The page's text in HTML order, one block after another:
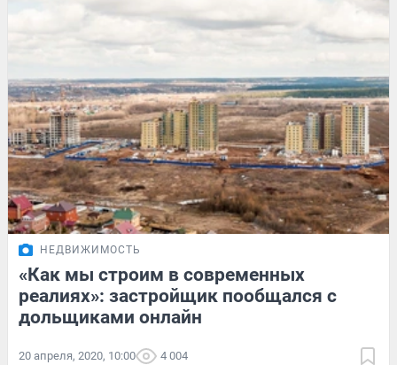
НЕДВИЖИМОСТЬ
«Как мы строим в современных
реалиях»: застройщик пообщался с
дольщиками онлайн
20 апреля, 2020, 10:00 4 004